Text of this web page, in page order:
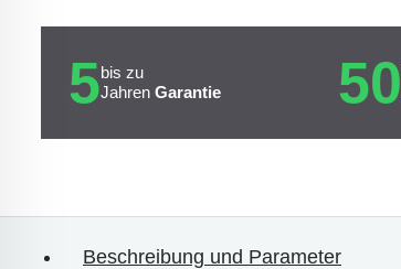
5bis zu
Jahren Garantie 50
Beschreibung und Parameter